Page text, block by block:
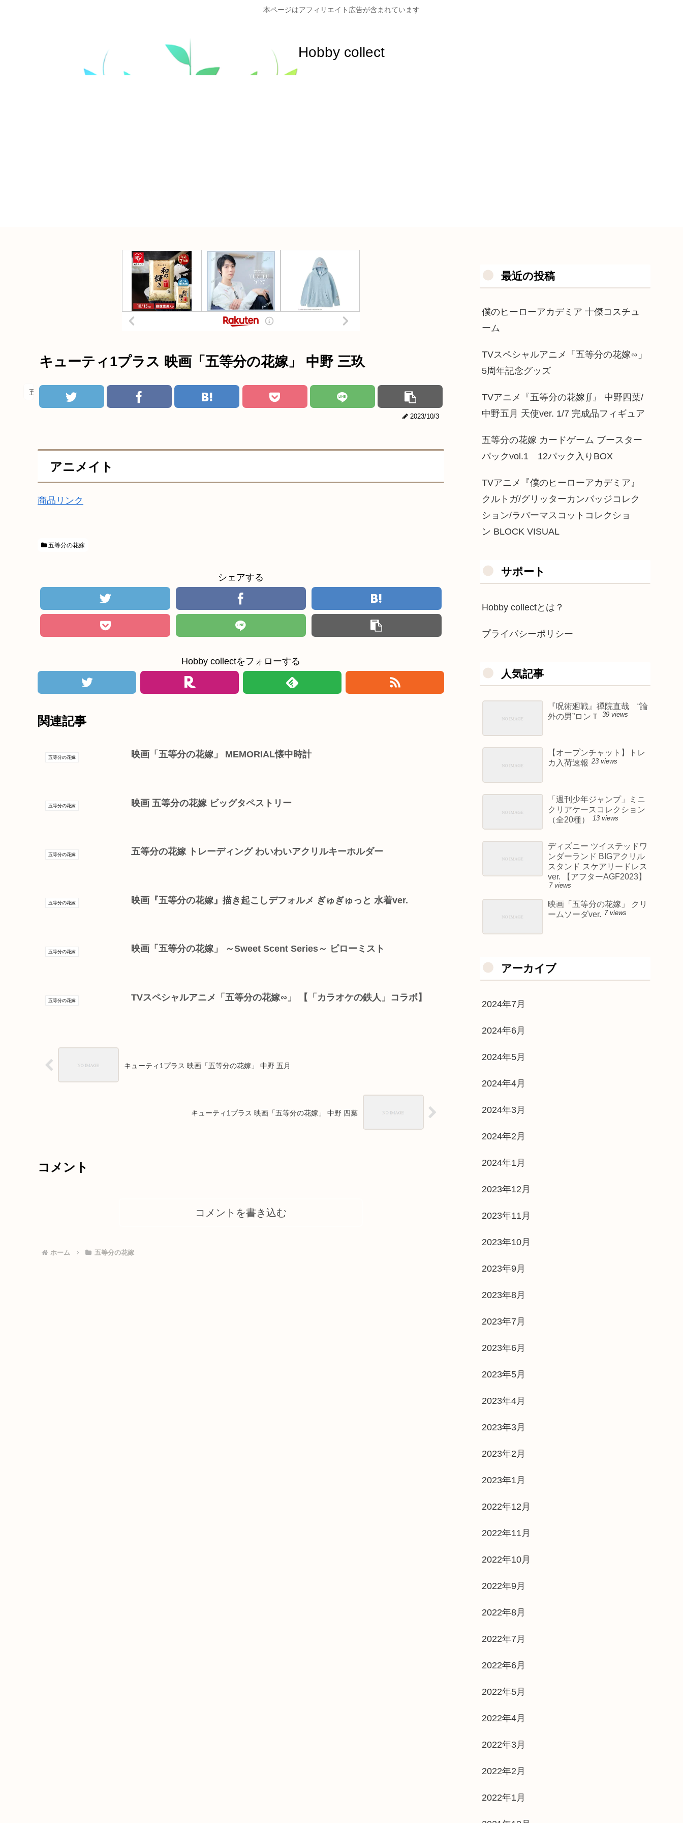
本ページはアフィリエイト広告が含まれています
Hobby collect
キューティ1プラス 映画「五等分の花嫁」 中野 三玖
五等分の花嫁
2023/10/3
アニメイト
商品リンク
五等分の花嫁
シェアする
Hobby collectをフォローする
関連記事
五等分の花嫁 映画「五等分の花嫁」 MEMORIAL懐中時計
五等分の花嫁 映画 五等分の花嫁 ビッグタペストリー
五等分の花嫁 五等分の花嫁 トレーディング わいわいアクリルキーホルダー
五等分の花嫁 映画『五等分の花嫁』描き起こしデフォルメ ぎゅぎゅっと 水着ver.
五等分の花嫁 映画「五等分の花嫁」 ～Sweet Scent Series～ ピローミスト
五等分の花嫁 TVスペシャルアニメ「五等分の花嫁∽」 【「カラオケの鉄人」コラボ】
キューティ1プラス 映画「五等分の花嫁」 中野 五月
キューティ1プラス 映画「五等分の花嫁」 中野 四葉
コメント
コメントを書き込む
ホーム 五等分の花嫁
最近の投稿
僕のヒーローアカデミア 十傑コスチュ
ーム
TVスペシャルアニメ「五等分の花嫁∽」
5周年記念グッズ
TVアニメ『五等分の花嫁∬』 中野四葉/
中野五月 天使ver. 1/7 完成品フィギュア
五等分の花嫁 カードゲーム ブースター
パックvol.1 12パック入りBOX
TVアニメ『僕のヒーローアカデミア』
クルトガ/グリッターカンバッジコレク
ション/ラバーマスコットコレクショ
ン BLOCK VISUAL
サポート
Hobby collectとは？
プライバシーポリシー
人気記事
『呪術廻戦』禪院直哉 “論
外の男”ロンＴ
39 views
【オープンチャット】トレ
カ入荷速報 23 views
「週刊少年ジャンプ」ミニ
クリアケースコレクション
（全20種）
13 views
ディズニー ツイステッドワ
ンダーランド BIGアクリル
スタンド スケアリードレス
ver. 【アフターAGF2023】
7 views
映画「五等分の花嫁」 クリ
ームソーダver. 7 views
アーカイブ
2024年7月
2024年6月
2024年5月
2024年4月
2024年3月
2024年2月
2024年1月
2023年12月
2023年11月
2023年10月
2023年9月
2023年8月
2023年7月
2023年6月
2023年5月
2023年4月
2023年3月
2023年2月
2023年1月
2022年12月
2022年11月
2022年10月
2022年9月
2022年8月
2022年7月
2022年6月
2022年5月
2022年4月
2022年3月
2022年2月
2022年1月